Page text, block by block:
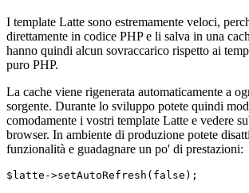
I template Latte sono estremamente veloci,
direttamente in codice PHP e li salva in una
hanno quindi alcun sovraccarico rispetto ai
puro PHP.
La cache viene rigenerata automaticamente a
sorgente. Durante lo sviluppo potete quindi
comodamente i vostri template Latte e vedere
browser. In ambiente di produzione potete
funzionalità e guadagnare un po' di prestazioni: